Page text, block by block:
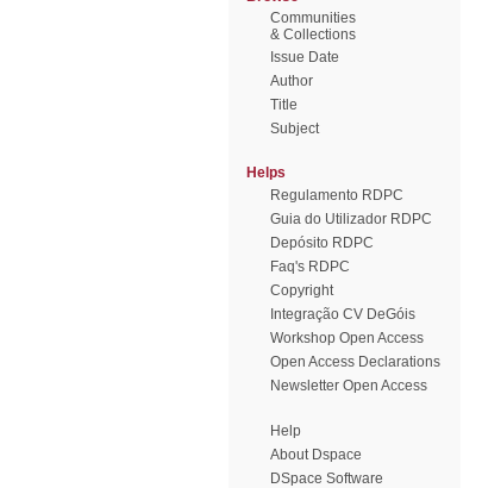
Communities
& Collections
Issue Date
Author
Title
Subject
Helps
Regulamento RDPC
Guia do Utilizador RDPC
Depósito RDPC
Faq's RDPC
Copyright
Integração CV DeGóis
Workshop Open Access
Open Access Declarations
Newsletter Open Access
Help
About Dspace
DSpace Software